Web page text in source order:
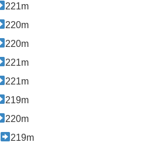
221m
220m
220m
221m
221m
219m
220m
219m